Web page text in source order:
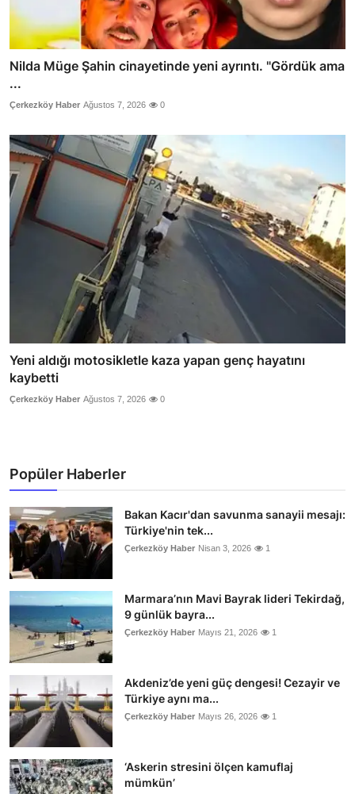
Nilda Müge Şahin cinayetinde yeni ayrıntı. "Gördük ama
...
Çerkezköy Haber Ağustos 7, 2026 0
Yeni aldığı motosikletle kaza yapan genç hayatını
kaybetti
Çerkezköy Haber Ağustos 7, 2026 0
Popüler Haberler
Bakan Kacır'dan savunma sanayii mesajı:
Türkiye'nin tek...
Çerkezköy Haber Nisan 3, 2026 1
Marmara’nın Mavi Bayrak lideri Tekirdağ,
9 günlük bayra...
Çerkezköy Haber Mayıs 21, 2026 1
Akdeniz’de yeni güç dengesi! Cezayir ve
Türkiye aynı ma...
Çerkezköy Haber Mayıs 26, 2026 1
‘Askerin stresini ölçen kamuflaj
mümkün’